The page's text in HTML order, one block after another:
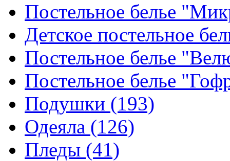
Постельное белье
Детское постельное
Постельное белье
Постельное белье
Подушки (193)
Одеяла (126)
Пледы (41)